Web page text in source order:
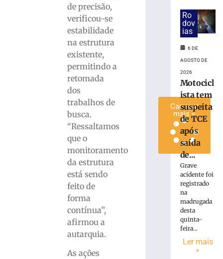
de precisão,
verificou-se
estabilidade
na estrutura
existente,
permitindo a
retomada
dos
trabalhos de
busca.
“Ressaltamos
que o
monitoramento
da estrutura
está sendo
feito de
forma
contínua”,
afirmou a
autarquia.
As ações
horas
Carregar
mais »
Ro
dov
ias
6 DE
AGOSTO DE
2026
Motocicl
ista tem
suspeita
de TCE
após
saída
de...
Grave
acidente foi
registrado
na
madrugada
desta
quinta-
feira...
Ler mais
»